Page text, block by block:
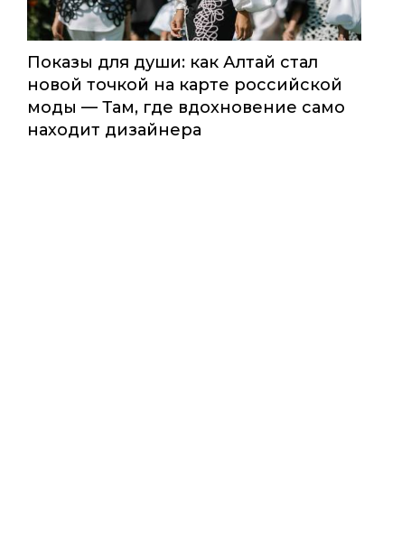
Показы для души: как Алтай стал
новой точкой на карте российской
моды — Там, где вдохновение само
находит дизайнера